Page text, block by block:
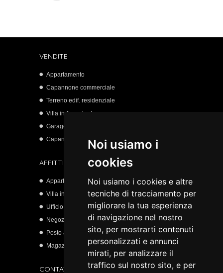
Noi usiamo i
cookies
Noi usiamo i cookies e altre
tecniche di tracciamento per
migliorare la tua esperienza
di navigazione nel nostro
sito, per mostrarti contenuti
personalizzati e annunci
mirati, per analizzare il
traffico sul nostro sito, e per
VENDITE
Appartamento
Capannone commerciale
Terreno edif. residenziale
Villa indipendente
Garage
Capannone artigianale
AFFITTI
Appartamento
Villa indipendente
Ufficio
Negozio
Posto auto scoperto
Magazzino
CONTATTI